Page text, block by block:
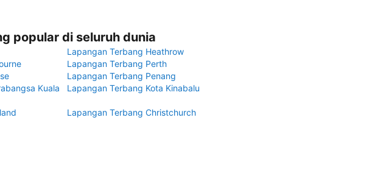
popular di seluruh dunia
Lapangan Terbang Heathrow
Lapangan Terbang Perth
Lapangan Terbang Penang
Kuala
Lapangan Terbang Kota Kinabalu
Lapangan Terbang Christchurch